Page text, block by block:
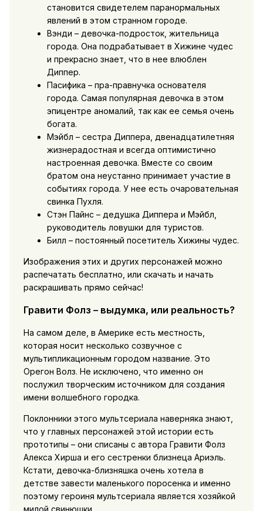
становится свидетелем паранормальных
явлений в этом странном городе.
Вэнди – девочка-подросток, жительница
города. Она подрабатывает в Хижине чудес
и прекрасно знает, что в нее влюблен
Диппер.
Пасифика – пра-правнучка основателя
города. Самая популярная девочка в этом
эпицентре аномалий, так как ее семья очень
богата.
Мэйбл – сестра Диппера, двенадцатилетняя
жизнерадостная и всегда оптимистично
настроенная девочка. Вместе со своим
братом она неустанно принимает участие в
событиях города. У нее есть очаровательная
свинка Пухля.
Стэн Пайнс – дедушка Диппера и Мэйбл,
руководитель ловушки для туристов.
Билл – постоянный посетитель Хижины чудес.
Изображения этих и других персонажей можно
распечатать бесплатно, или скачать и начать
раскрашивать прямо сейчас!
Гравити Фолз – выдумка, или реальность?
На самом деле, в Америке есть местность,
которая носит несколько созвучное с
мультипликационным городом название. Это
Орегон Волз. Не исключено, что именно он
послужил творческим источником для создания
имени волшебного городка.
Поклонники этого мультсериала наверняка знают,
что у главных персонажей этой истории есть
прототипы – они списаны с автора Гравити Фолз
Алекса Хирша и его сестренки близнеца Ариэль.
Кстати, девочка-близняшка очень хотела в
детстве завести маленького поросенка и именно
поэтому героиня мультсериала является хозяйкой
милой свинюшки.